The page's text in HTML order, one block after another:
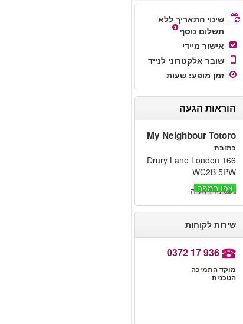
שינוי התאריך ללא
תשלום נוסף
אישור מיידי
שובר אלקטרוני לנייד
זמן מופע: שעות
הוראות הגעה
My Neighbour Totoro
כתובת
166 Drury Lane London
WC2B 5PW
צפו במפה
שירות לקוחות
0372 17 936
מוקד התמיכה
הטכנית